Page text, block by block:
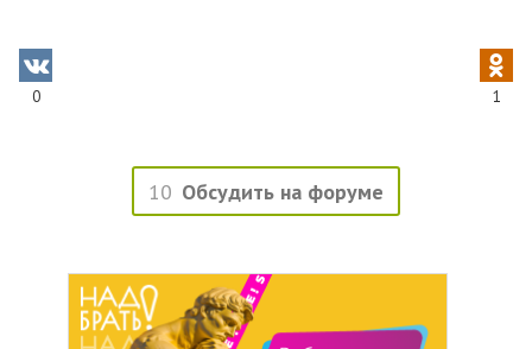
0 1
10 Обсудить на форуме